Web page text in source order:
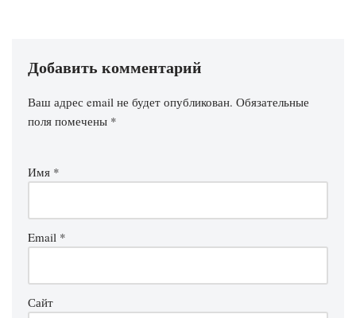
Добавить комментарий
Ваш адрес email не будет опубликован. Обязательные
поля помечены *
Имя *
Email *
Сайт